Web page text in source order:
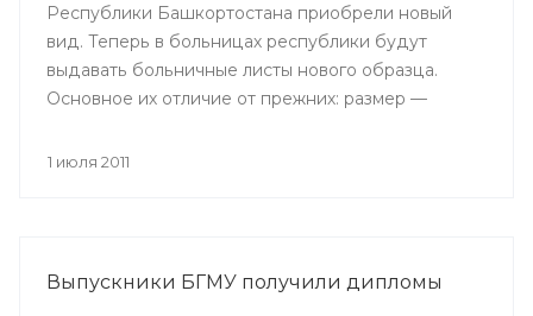
Республики Башкортостана приобрели новый
вид. Теперь в больницах республики будут
выдавать больничные листы нового образца.
Основное их отличие от прежних: размер —
поля на голубом поле, в центре размещается
работу, страховой стаж и средний заработок.
1 июля 2011
Выпускники БГМУ получили дипломы